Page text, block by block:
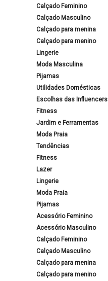
Calçado Feminino
Calçado Masculino
Calçado para menina
Calçado para menino
Lingerie
Moda Masculina
Pijamas
Utilidades Domésticas
Escolhas das Influencers
Fitness
Jardim e Ferramentas
Moda Praia
Tendências
Fitness
Lazer
Lingerie
Moda Praia
Pijamas
Acessório Feminino
Acessório Masculino
Calçado Feminino
Calçado Masculino
Calçado para menina
Calçado para menino